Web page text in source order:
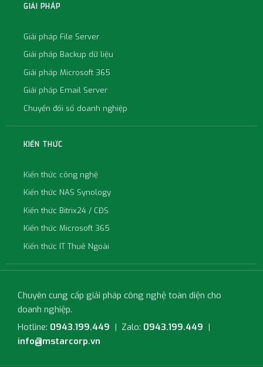
GIẢI PHÁP
Giải pháp File Server
Giải pháp Backup dữ liệu
Giải pháp Microsoft 365
Giải pháp Email Server
Chuyển đổi số doanh nghiệp
KIẾN THỨC
Kiến thức công nghệ
Kiến thức NAS Synology
Kiến thức Bitrix24 / CĐS
Kiến thức Microsoft 365
Kiến thức IT Thuê Ngoài
Chuyên cung cấp giải pháp công nghệ toàn diện cho
doanh nghiệp.
Hotline: 0943.199.449 | Zalo: 0943.199.449 |
info@mstarcorp.vn